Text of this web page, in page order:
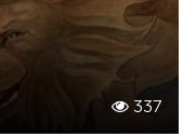
337